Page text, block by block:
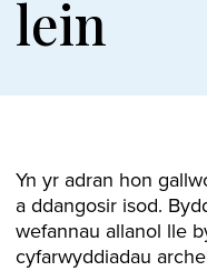
lein
Yn yr adran hon
a ddangosir isod.
wefannau allanol lle
cyfarwyddiadau